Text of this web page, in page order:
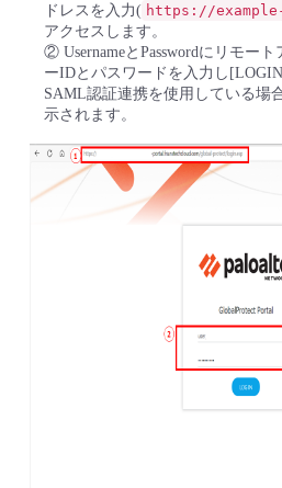
ドレスを入力( https://
アクセスします。
② UsernameとPasswordにリモー
ーIDとパスワードを入力し
SAML認証連携を使用している場
示されます。